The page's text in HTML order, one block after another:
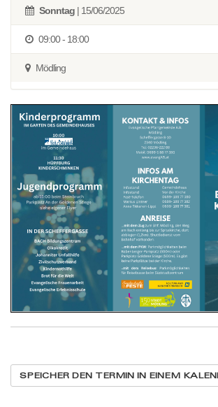
Sonntag | 15/06/2025
09:00 - 18:00
Mödling
SPEICHER DEN TERMIN IN EINEM